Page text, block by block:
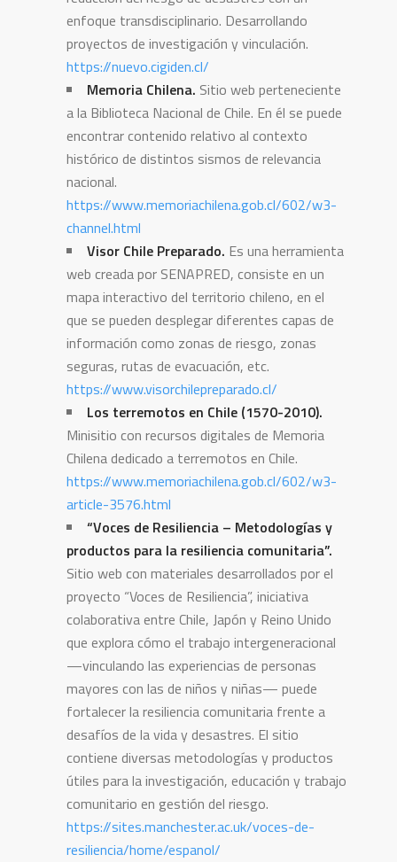
enfoque transdisciplinario. Desarrollando
proyectos de investigación y vinculación.
https://nuevo.cigiden.cl/
Memoria Chilena. Sitio web perteneciente
a la Biblioteca Nacional de Chile. En él se puede
encontrar contenido relativo al contexto
histórico de distintos sismos de relevancia
nacional.
https://www.memoriachilena.gob.cl/602/w3-
channel.html
Visor Chile Preparado. Es una herramienta
web creada por SENAPRED, consiste en un
mapa interactivo del territorio chileno, en el
que se pueden desplegar diferentes capas de
información como zonas de riesgo, zonas
seguras, rutas de evacuación, etc.
https://www.visorchilepreparado.cl/
Los terremotos en Chile (1570-2010).
Minisitio con recursos digitales de Memoria
Chilena dedicado a terremotos en Chile.
https://www.memoriachilena.gob.cl/602/w3-
article-3576.html
“Voces de Resiliencia – Metodologías y
productos para la resiliencia comunitaria”.
Sitio web con materiales desarrollados por el
proyecto “Voces de Resiliencia”, iniciativa
colaborativa entre Chile, Japón y Reino Unido
que explora cómo el trabajo intergeneracional
—vinculando las experiencias de personas
mayores con las de niños y niñas— puede
fortalecer la resiliencia comunitaria frente a
desafíos de la vida y desastres. El sitio
contiene diversas metodologías y productos
útiles para la investigación, educación y trabajo
comunitario en gestión del riesgo.
https://sites.manchester.ac.uk/voces-de-
resiliencia/home/espanol/